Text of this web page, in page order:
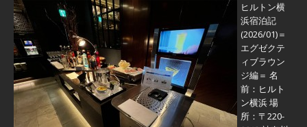
ヒルトン横
浜宿泊記
(2026/01)＝
エグゼクテ
ィブラウン
ジ編＝ 名
前：ヒルト
ン横浜 場
所：〒220-